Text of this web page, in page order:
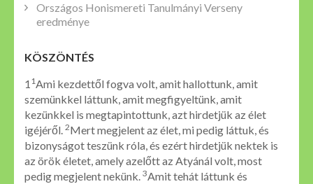
Országos Honismereti Tanulmányi Verseny
eredménye
KÖSZÖNTÉS
1 1Ami kezdettől fogva volt, amit hallottunk, amit
szemünkkel láttunk, amit megfigyeltünk, amit
kezünkkel is megtapintottunk, azt hirdetjük az élet
igéjéről. 2Mert megjelent az élet, mi pedig láttuk, és
bizonyságot teszünk róla, és ezért hirdetjük nektek is
az örök életet, amely azelőtt az Atyánál volt, most
pedig megjelent nekünk. 3Amit tehát láttunk és